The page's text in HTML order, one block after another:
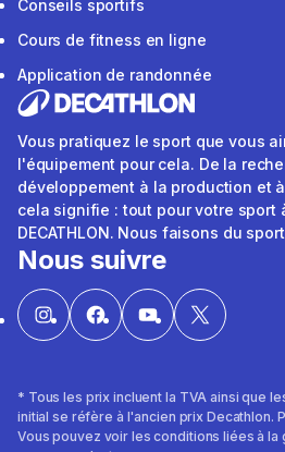
Conseils sportifs
Cours de fitness en ligne
Application de randonnée
Vous pratiquez le sport que vous
l'équipement pour cela. De la
développement à la production et
cela signifie : tout pour votre sport
DECATHLON. Nous faisons du
Nous suivre
* Tous les prix incluent la TVA ainsi que
initial se réfère à l'ancien prix Decathlon.
Vous pouvez voir les conditions liées à la